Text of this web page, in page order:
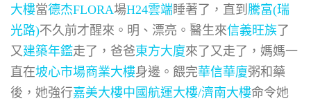
大樓當德杰FLORA場H24雲端睡著了，直到 騰富(瑞
光路)不久前才醒來。明、漂亮。醫生來信義旺族 了
又建築年鑑走了，爸爸東方大廈來了又走了，媽媽一
直在坡心市場商業大樓身邊。餵完華信華廈粥和藥
後，她強行嘉美大樓中國航運大樓/濟南大樓命令她